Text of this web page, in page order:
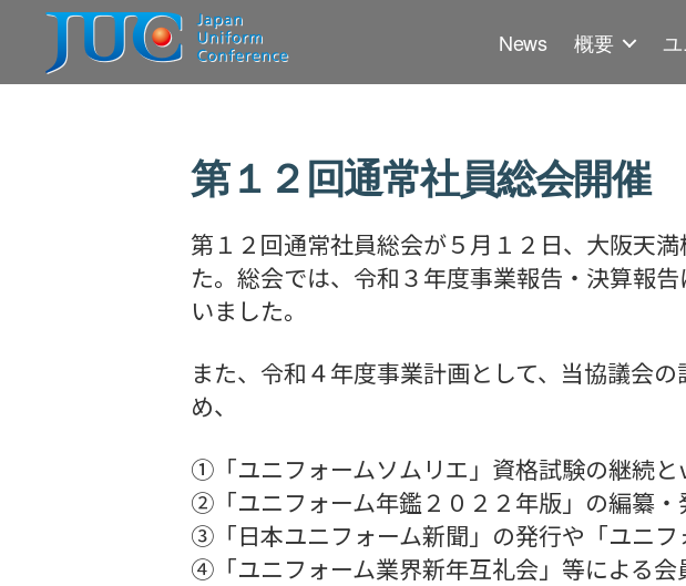
JAPAN
News 概要
第１２回通常社員総会開催
第１２回通常社員総会が５月１２日、大阪天
た。総会では、令和３年度事業報告・決算報
いました。
また、令和４年度事業計画として、当協議会
め、
①「ユニフォームソムリエ」資格試験の継続
②「ユニフォーム年鑑２０２２年版」の編纂・
③「日本ユニフォーム新聞」の発行や「ユニ
④「ユニフォーム業界新年互礼会」等による